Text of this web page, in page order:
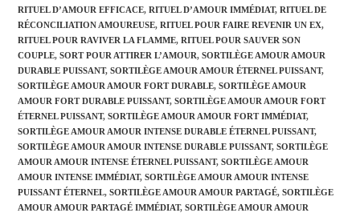
RITUEL D’AMOUR EFFICACE, RITUEL D’AMOUR IMMÉDIAT, RITUEL DE
RÉCONCILIATION AMOUREUSE, RITUEL POUR FAIRE REVENIR UN EX,
RITUEL POUR RAVIVER LA FLAMME, RITUEL POUR SAUVER SON
COUPLE, SORT POUR ATTIRER L’AMOUR, SORTILÈGE AMOUR AMOUR
DURABLE PUISSANT, SORTILÈGE AMOUR AMOUR ÉTERNEL PUISSANT,
SORTILÈGE AMOUR AMOUR FORT DURABLE, SORTILÈGE AMOUR
AMOUR FORT DURABLE PUISSANT, SORTILÈGE AMOUR AMOUR FORT
ÉTERNEL PUISSANT, SORTILÈGE AMOUR AMOUR FORT IMMÉDIAT,
SORTILÈGE AMOUR AMOUR INTENSE DURABLE ÉTERNEL PUISSANT,
SORTILÈGE AMOUR AMOUR INTENSE DURABLE PUISSANT, SORTILÈGE
AMOUR AMOUR INTENSE ÉTERNEL PUISSANT, SORTILÈGE AMOUR
AMOUR INTENSE IMMÉDIAT, SORTILÈGE AMOUR AMOUR INTENSE
PUISSANT ÉTERNEL, SORTILÈGE AMOUR AMOUR PARTAGÉ, SORTILÈGE
AMOUR AMOUR PARTAGÉ IMMÉDIAT, SORTILÈGE AMOUR AMOUR